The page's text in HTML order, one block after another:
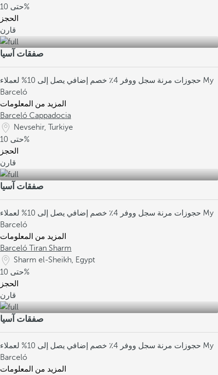
حتى10%
الحجز
قارن
صفقات آسيا
حجوزات مرنة سجل ووفر 4٪
خصم إضافي يصل إلى 10% لعملاء My
Barceló
المزيد من المعلومات
Barceló Cappadocia
Nevsehir, Turkiye
حتى10%
الحجز
قارن
صفقات آسيا
حجوزات مرنة سجل ووفر 4٪
خصم إضافي يصل إلى 10% لعملاء My
Barceló
المزيد من المعلومات
Barceló Tiran Sharm
Sharm el-Sheikh, Egypt
حتى10%
الحجز
قارن
صفقات آسيا
حجوزات مرنة سجل ووفر 4٪
خصم إضافي يصل إلى 10% لعملاء My
Barceló
المزيد من المعلومات